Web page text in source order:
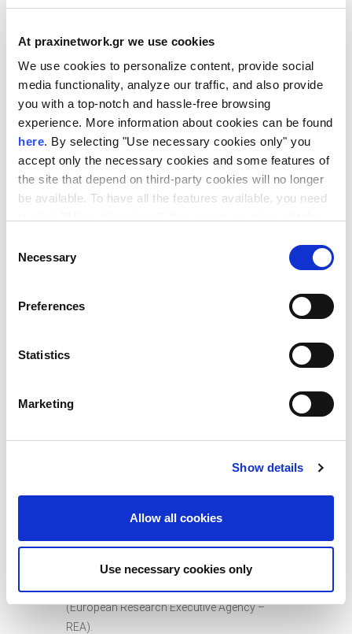
At praxinetwork.gr we use cookies
We use cookies to personalize content, provide social
media functionality, analyze our traffic, and also provide
you with a top-notch and hassle-free browsing
experience. More information about cookies can be found
here. By selecting "Use necessary cookies only" you
accept only the necessary cookies and some features of
the site that depend on third-party cookies will no longer
be available. To have all the features available, you need
our site under "Manage cookies".
Selection
Necessary
Preferences
Statistics
Marketing
Show details
Allow all cookies
Use necessary cookies only
καθώς και οι υπηρεσίες που
συμμετέχοντες από τα Εθνικά Σημεία
Επαφής της Ελλάδας και της Κύπρου.
Τέλος, οι συμμετέχοντες θα έχουν την
ευκαιρία να θέσουν απευθείας τα
ερωτήματά τους στους εμπειρογνώμονες
του Ευρωπαϊκού Εκτελεστικού
Οργανισμού Έρευνας.
Τη συζήτηση θα συντονίσει ηΔρ Μαρία-
Χριστίνα Χειμωνίδη, Εθνικό Σημείο
Skłodowska-Curie Actions εκ μέρους του
Ντάντος
msca@praxinetwork.gr
Κύπρου για τις Δράσεις MSCA του
Ορίζοντα Ευρώπη και τον Ευρωπαϊκό
(European Research Executive Agency –
REA).